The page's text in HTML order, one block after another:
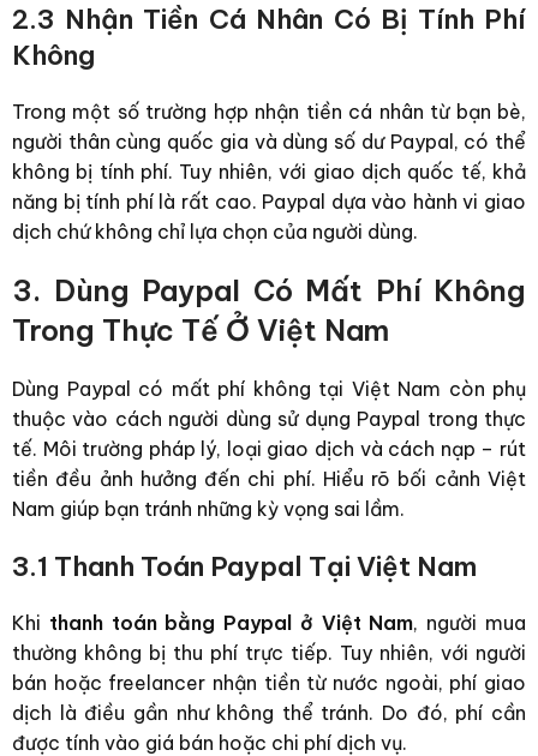
2.3 Nhận Tiền Cá Nhân Có Bị Tính Phí
Không
Trong một số trường hợp nhận tiền cá nhân từ bạn bè,
người thân cùng quốc gia và dùng số dư Paypal, có thể
không bị tính phí. Tuy nhiên, với giao dịch quốc tế, khả
năng bị tính phí là rất cao. Paypal dựa vào hành vi giao
dịch chứ không chỉ lựa chọn của người dùng.
3. Dùng Paypal Có Mất Phí Không
Trong Thực Tế Ở Việt Nam
Dùng Paypal có mất phí không tại Việt Nam còn phụ
thuộc vào cách người dùng sử dụng Paypal trong thực
tế. Môi trường pháp lý, loại giao dịch và cách nạp – rút
tiền đều ảnh hưởng đến chi phí. Hiểu rõ bối cảnh Việt
Nam giúp bạn tránh những kỳ vọng sai lầm.
3.1 Thanh Toán Paypal Tại Việt Nam
Khi thanh toán bằng Paypal ở Việt Nam, người mua
thường không bị thu phí trực tiếp. Tuy nhiên, với người
bán hoặc freelancer nhận tiền từ nước ngoài, phí giao
dịch là điều gần như không thể tránh. Do đó, phí cần
được tính vào giá bán hoặc chi phí dịch vụ.